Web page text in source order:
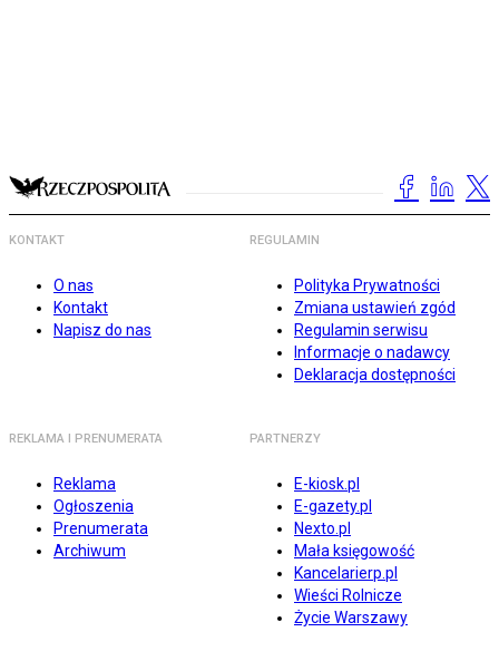
KONTAKT
O nas
Kontakt
Napisz do nas
REGULAMIN
Polityka Prywatności
Zmiana ustawień zgód
Regulamin serwisu
Informacje o nadawcy
Deklaracja dostępności
REKLAMA I PRENUMERATA
Reklama
Ogłoszenia
Prenumerata
Archiwum
PARTNERZY
E-kiosk.pl
E-gazety.pl
Nexto.pl
Mała księgowość
Kancelarierp.pl
Wieści Rolnicze
Życie Warszawy